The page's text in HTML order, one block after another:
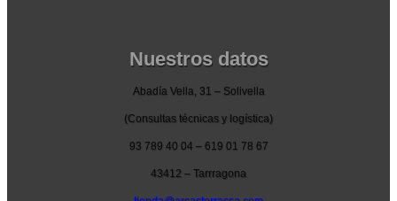
Nuestros datos
Abadía Vella, 31 – Solivella
(Consultas técnicas y logística)
93 789 40 04 – 619 01 78 67
43412 – Tarrragona